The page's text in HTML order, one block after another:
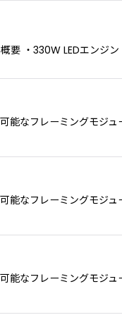
要 ・330W LEDエン
能なフレーミングモジ
能なフレーミングモジ
能なフレーミングモジ